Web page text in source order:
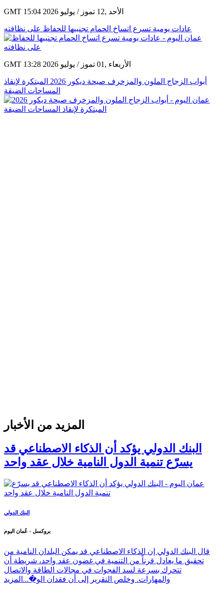
GMT 15:04 2026 الأحد ,12 تموز / يوليو
عادات يومية تسرع اتساخ الحمام تجنبيها للحفاظ على نظافته
GMT 13:28 2026 الأربعاء ,01 تموز / يوليو
أبواب الزجاج الملون والمزخرف صيحة ديكور 2026 المبتكرة لإنقاذ
المساحات الضيقة
المزيد من الأخبار
البنك الدولي يؤكد أن الذكاء الاصطناعي قد
يسرّع تنمية الدول النامية خلال عقد واحد
البنك الدولي
بروكسل - عُمان اليوم
قال البنك الدولي إن الذكاء الاصطناعي قد يمكن البلدان النامية من
تحقيق ما يعادل قرناً من التنمية في غضون عقد واحد، شريطة أن
تتحرك بسرعة لسد الفجوات في مجالات الطاقة والاتصال
والمهارات. وخلص التقرير إلى أن فقدان الو�... المزيد